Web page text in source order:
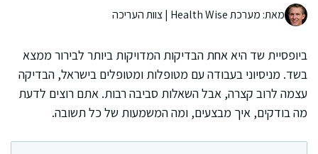
מאת: מערכת Health Wise | צוות העריכה
ביופסיית שד היא אחת הבדיקות המדויקות ביותר לבירור ממצא
בשד. מניסיוני בעבודה עם מטופלות ומטופלים בישראל, הבדיקה
עצמה לרוב קצרה, אבל השאלות סביבה רבות. אתם רוצים לדעת
מה בודקים, איך מבצעים, ומה המשמעות של כל תשובה.